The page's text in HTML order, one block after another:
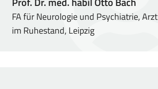
FA für Neurologie und Psychiatrie, Arzt
im Ruhestand, Leipzig